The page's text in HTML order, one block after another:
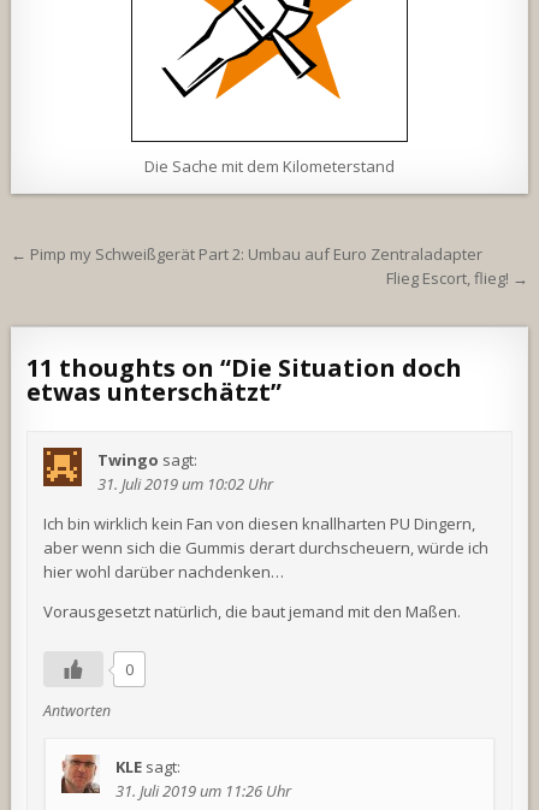
Die Sache mit dem Kilometerstand
Beitragsnavigation
← Pimp my Schweißgerät Part 2: Umbau auf Euro Zentraladapter
Flieg Escort, flieg! →
11 thoughts on “Die Situation doch
etwas unterschätzt”
Twingo sagt:
31. Juli 2019 um 10:02 Uhr
Ich bin wirklich kein Fan von diesen knallharten PU Dingern,
aber wenn sich die Gummis derart durchscheuern, würde ich
hier wohl darüber nachdenken…
Vorausgesetzt natürlich, die baut jemand mit den Maßen.
0
Antworten
KLE sagt:
31. Juli 2019 um 11:26 Uhr